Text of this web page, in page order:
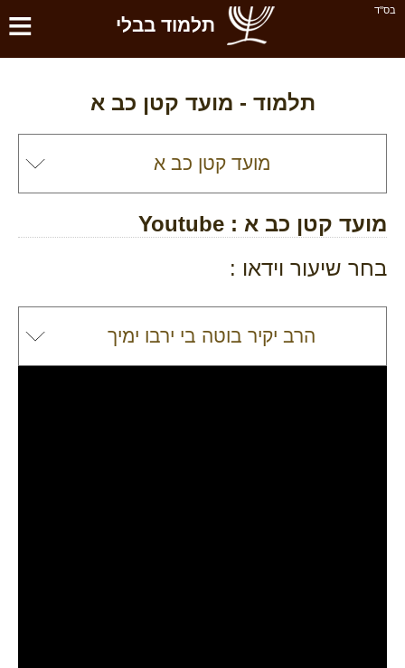
בס''ד ≡ תלמוד בבלי
תלמוד - מועד קטן כב א
מועד קטן כב א : Youtube
בחר שיעור וידאו :